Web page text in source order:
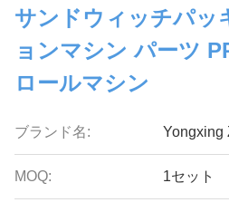
サンドウィッチパッ
ョンマシン パーツ
ロールマシン
ブランド名: Yongxing
MOQ: 1セット